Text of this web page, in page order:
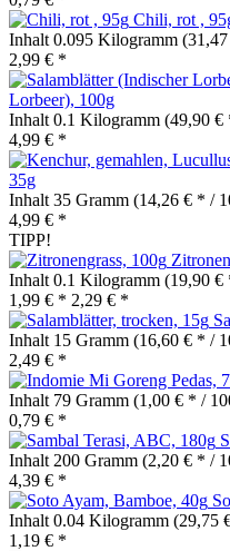
Chili, rot ,
Inhalt 0.095 Kilogramm
2,99 € *
Lorbeer), 100g
Inhalt 0.1 Kilogramm (49,90 €
4,99 € *
35g
Inhalt 35 Gramm (14,26 € * /
4,99 € *
TIPP!
Inhalt 0.1 Kilogramm (19,90 €
1,99 € * 2,29 € *
Inhalt 15 Gramm (16,60 € * /
2,49 € *
Inhalt 79 Gramm (1,00 € * /
0,79 € *
Inhalt 200 Gramm (2,20 € * /
4,39 € *
Inhalt 0.04 Kilogramm (29,75
1,19 € *